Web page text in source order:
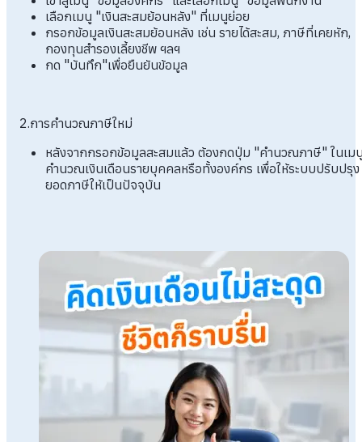
เลือกเมนู "เงินสะสมย้อนหลัง" ที่เมนูย่อย
กรอกข้อมูลเงินสะสมย้อนหลัง เช่น รายได้สะสม, ภาษีที่เคยหัก,
กองทุนสำรองเลี้ยงชีพ ฯลฯ
กด "บันทึก"เพื่อยืนยันข้อมูล
2.การคำนวณภาษีใหม่
หลังจากกรอกข้อมูลสะสมแล้ว ต้องกดปุ่ม "คำนวณภาษี" ในเม
คำนวณเงินเดือนรายบุคคลหรือทั้งองค์กร เพื่อให้ระบบปรับปรุง
ยอดภาษีให้เป็นปัจจุบัน